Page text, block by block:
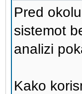
Pred
sistemot
analizi
Kako